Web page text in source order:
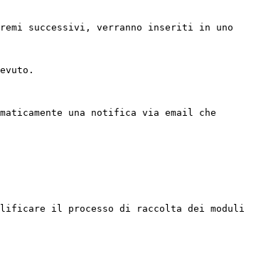
successivi, verranno inseriti in uno
una notifica via email che
il processo di raccolta dei moduli